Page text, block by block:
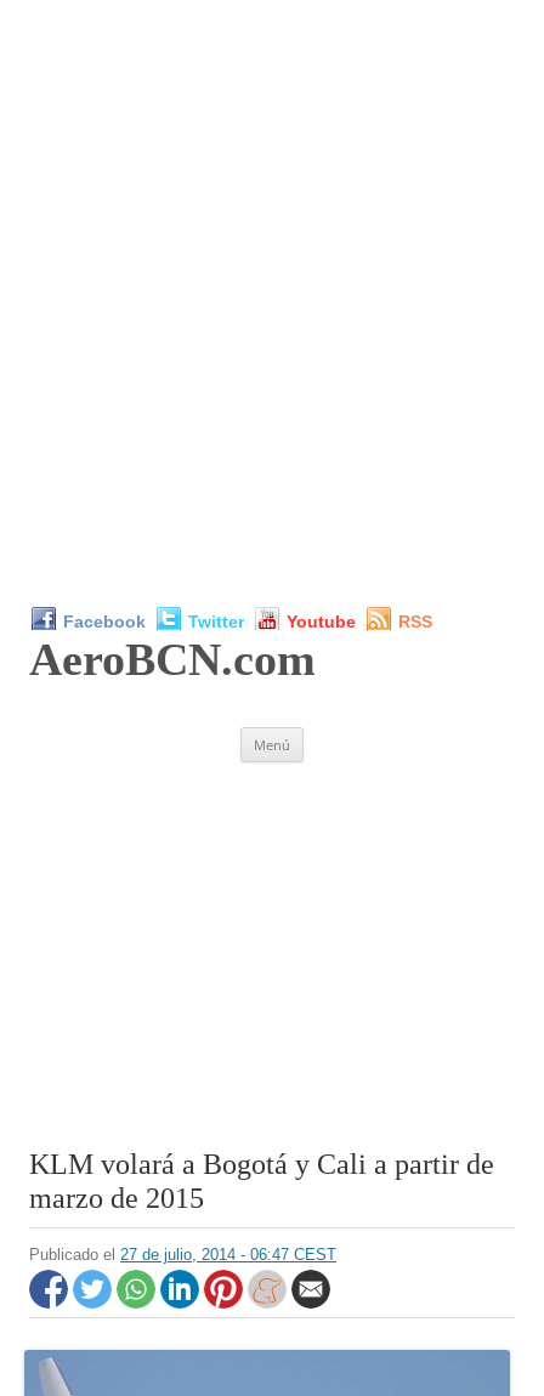
Facebook Twitter Youtube RSS
AeroBCN.com
Menú
KLM volará a Bogotá y Cali a partir de
marzo de 2015
Publicado el 27 de julio, 2014 - 06:47 CEST